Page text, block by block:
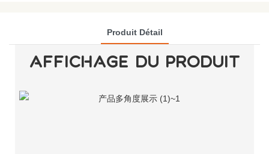
Produit Détail
AFFICHAGE DU PRODUIT